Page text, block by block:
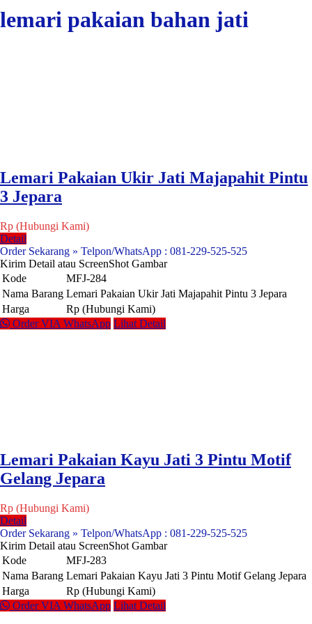
lemari pakaian bahan jati
Lemari Pakaian Ukir Jati Majapahit Pintu
3 Jepara
Rp (Hubungi Kami)
Detail
Order Sekarang » Telpon/WhatsApp : 081-229-525-525
Kirim Detail atau ScreenShot Gambar
Kode
MFJ-284
Nama Barang Lemari Pakaian Ukir Jati Majapahit Pintu 3 Jepara
Harga
Rp (Hubungi Kami)
Order VIA WhatsApp Lihat Detail
Lemari Pakaian Kayu Jati 3 Pintu Motif
Gelang Jepara
Rp (Hubungi Kami)
Detail
Order Sekarang » Telpon/WhatsApp : 081-229-525-525
Kirim Detail atau ScreenShot Gambar
Kode
MFJ-283
Nama Barang Lemari Pakaian Kayu Jati 3 Pintu Motif Gelang Jepara
Harga
Rp (Hubungi Kami)
Order VIA WhatsApp Lihat Detail